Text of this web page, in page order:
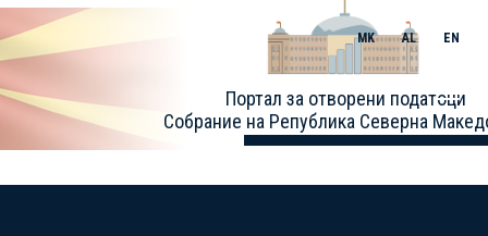
Портал за отворени податоци
Собрание на Република Северна
MK AL EN
Toggle